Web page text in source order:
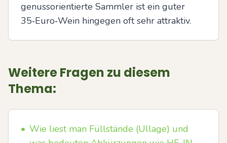
genussorientierte Sammler ist ein guter
35‑Euro‑Wein hingegen oft sehr attraktiv.
Weitere Fragen zu diesem
Thema:
• Wie liest man Füllstände (Ullage) und